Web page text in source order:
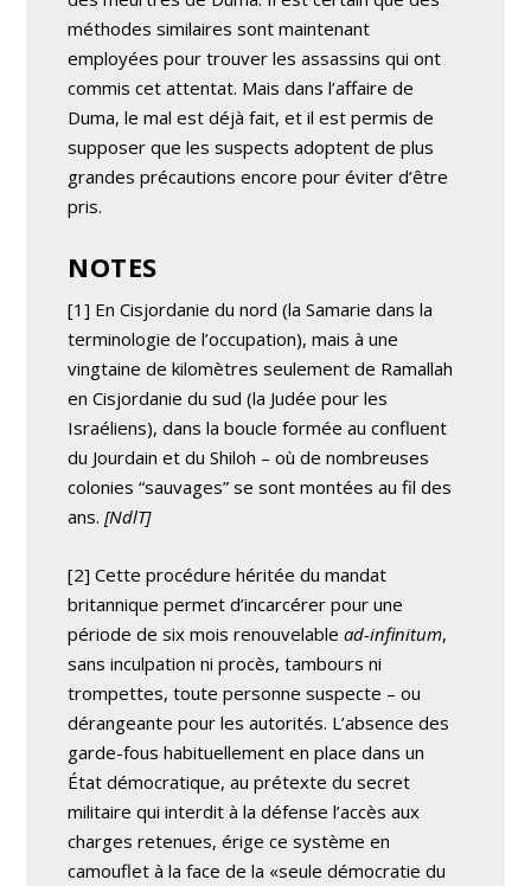
méthodes similaires sont maintenant
employées pour trouver les assassins qui ont
commis cet attentat. Mais dans l’affaire de
Duma, le mal est déjà fait, et il est permis de
supposer que les suspects adoptent de plus
grandes précautions encore pour éviter d’être
pris.
NOTES
[1] En Cisjordanie du nord (la Samarie dans la
terminologie de l’occupation), mais à une
vingtaine de kilomètres seulement de Ramallah
en Cisjordanie du sud (la Judée pour les
Israéliens), dans la boucle formée au confluent
du Jourdain et du Shiloh – où de nombreuses
colonies “sauvages” se sont montées au fil des
ans.[NdlT]
[2] Cette procédure héritée du mandat
britannique permet d’incarcérer pour une
période de six mois renouvelablead-infinitum,
sans inculpation ni procès, tambours ni
trompettes, toute personne suspecte – ou
dérangeante pour les autorités. L’absence des
garde-fous habituellement en place dans un
État démocratique, au prétexte du secret
militaire qui interdit à la défense l’accès aux
charges retenues, érige ce système en
camouflet à la face de la «seule démocratie du